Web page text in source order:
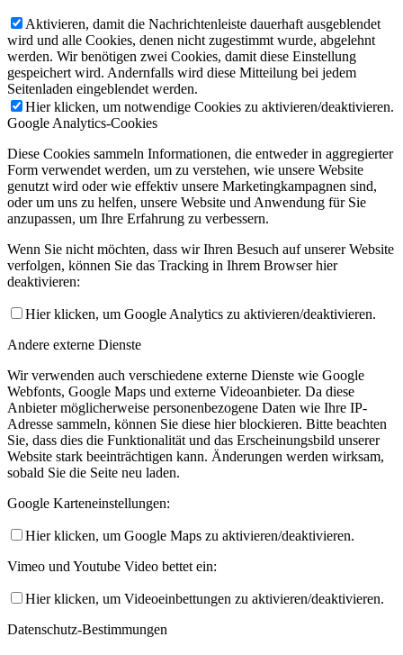
Aktivieren, damit die Nachrichtenleiste dauerhaft ausgeblendet
wird und alle Cookies, denen nicht zugestimmt wurde, abgelehnt
werden. Wir benötigen zwei Cookies, damit diese Einstellung
gespeichert wird. Andernfalls wird diese Mitteilung bei jedem
Seitenladen eingeblendet werden.
Hier klicken, um notwendige Cookies zu aktivieren/deaktivieren.
Google Analytics-Cookies
Diese Cookies sammeln Informationen, die entweder in aggregierter
Form verwendet werden, um zu verstehen, wie unsere Website
genutzt wird oder wie effektiv unsere Marketingkampagnen sind,
oder um uns zu helfen, unsere Website und Anwendung für Sie
anzupassen, um Ihre Erfahrung zu verbessern.
Wenn Sie nicht möchten, dass wir Ihren Besuch auf unserer Website
verfolgen, können Sie das Tracking in Ihrem Browser hier
deaktivieren:
Hier klicken, um Google Analytics zu aktivieren/deaktivieren.
Andere externe Dienste
Wir verwenden auch verschiedene externe Dienste wie Google
Webfonts, Google Maps und externe Videoanbieter. Da diese
Anbieter möglicherweise personenbezogene Daten wie Ihre IP-
Adresse sammeln, können Sie diese hier blockieren. Bitte beachten
Sie, dass dies die Funktionalität und das Erscheinungsbild unserer
Website stark beeinträchtigen kann. Änderungen werden wirksam,
sobald Sie die Seite neu laden.
Google Karteneinstellungen:
Hier klicken, um Google Maps zu aktivieren/deaktivieren.
Vimeo und Youtube Video bettet ein:
Hier klicken, um Videoeinbettungen zu aktivieren/deaktivieren.
Datenschutz-Bestimmungen